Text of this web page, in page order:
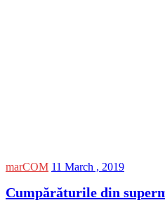
marCOM 11 March , 2019
Cumpărăturile din